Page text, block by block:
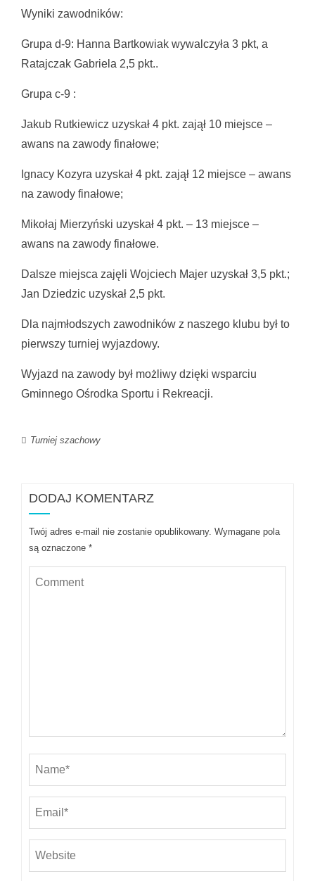
Wyniki zawodników:
Grupa d-9: Hanna Bartkowiak wywalczyła 3 pkt, a
Ratajczak Gabriela 2,5 pkt..
Grupa c-9 :
Jakub Rutkiewicz uzyskał 4 pkt. zajął 10 miejsce –
awans na zawody finałowe;
Ignacy Kozyra uzyskał 4 pkt. zajął 12 miejsce – awans
na zawody finałowe;
Mikołaj Mierzyński uzyskał 4 pkt. – 13 miejsce –
awans na zawody finałowe.
Dalsze miejsca zajęli Wojciech Majer uzyskał 3,5 pkt.;
Jan Dziedzic uzyskał 2,5 pkt.
Dla najmłodszych zawodników z naszego klubu był to
pierwszy turniej wyjazdowy.
Wyjazd na zawody był możliwy dzięki wsparciu
Gminnego Ośrodka Sportu i Rekreacji.
Turniej szachowy
DODAJ KOMENTARZ
Twój adres e-mail nie zostanie opublikowany. Wymagane pola
są oznaczone *